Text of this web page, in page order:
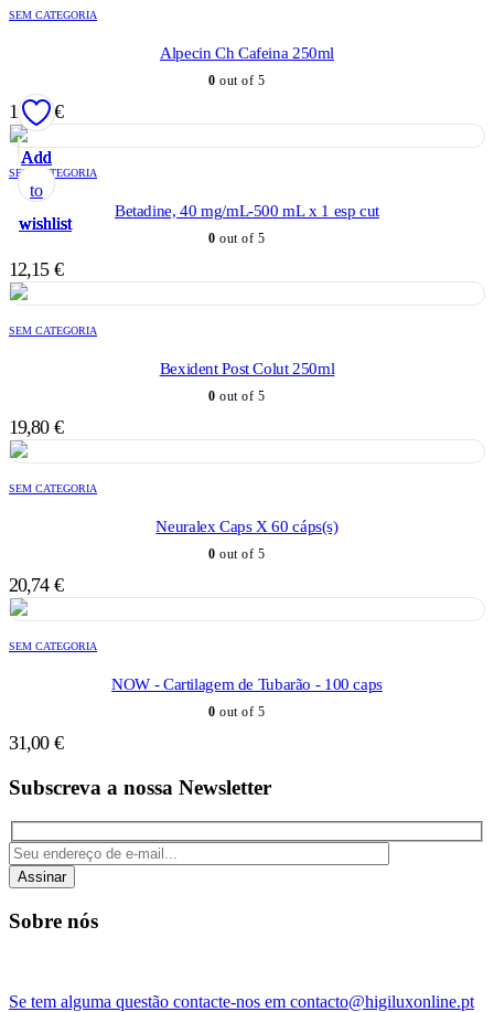
Add
to
wishlist
SEM CATEGORIA
Alpecin Ch Cafeina 250ml
0 out of 5
15,20€
Add
to
wishlist
SEM CATEGORIA
Betadine, 40 mg/mL-500 mL x 1 esp cut
0 out of 5
12,15 €
Add
to
wishlist
SEM CATEGORIA
Bexident Post Colut 250ml
0 out of 5
19,80 €
Add
to
wishlist
SEM CATEGORIA
Neuralex Caps X 60 cáps(s)
0 out of 5
20,74 €
Add
to
wishlist
SEM CATEGORIA
NOW - Cartilagem de Tubarão - 100 caps
0 out of 5
31,00 €
Subscreva a nossa Newsletter
Assinar
Sobre nós
Se tem alguma questão contacte-nos em contacto@higiluxonline.pt